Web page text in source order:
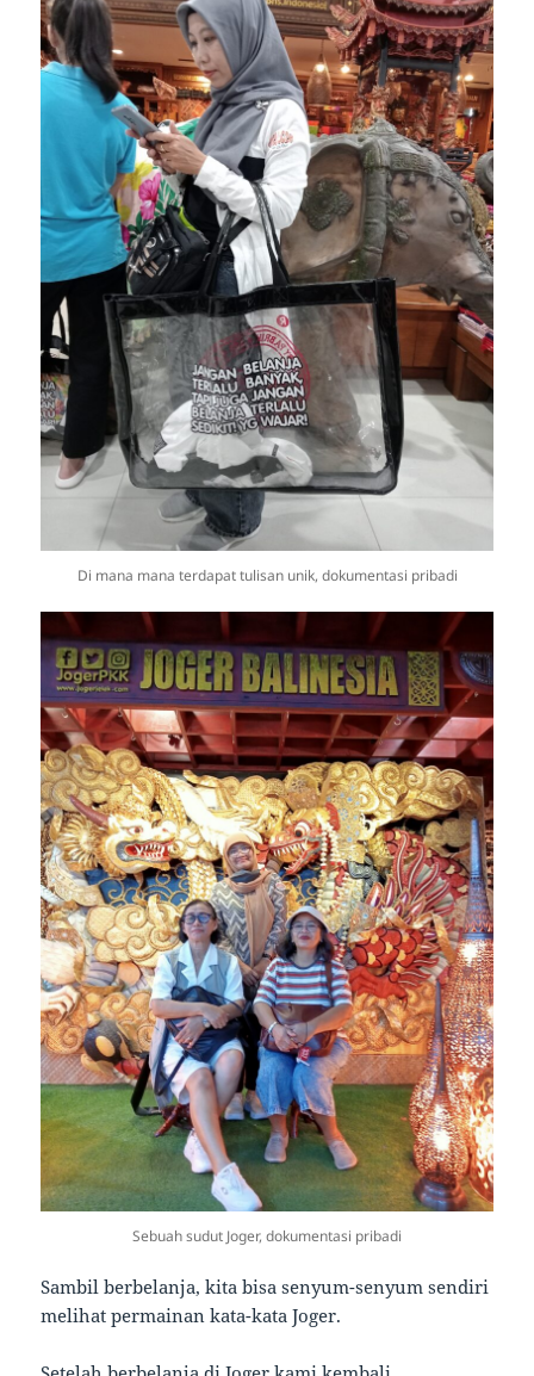
Di mana mana terdapat tulisan unik, dokumentasi pribadi
Sebuah sudut Joger, dokumentasi pribadi
Sambil berbelanja, kita bisa senyum-senyum sendiri
melihat permainan kata-kata Joger.